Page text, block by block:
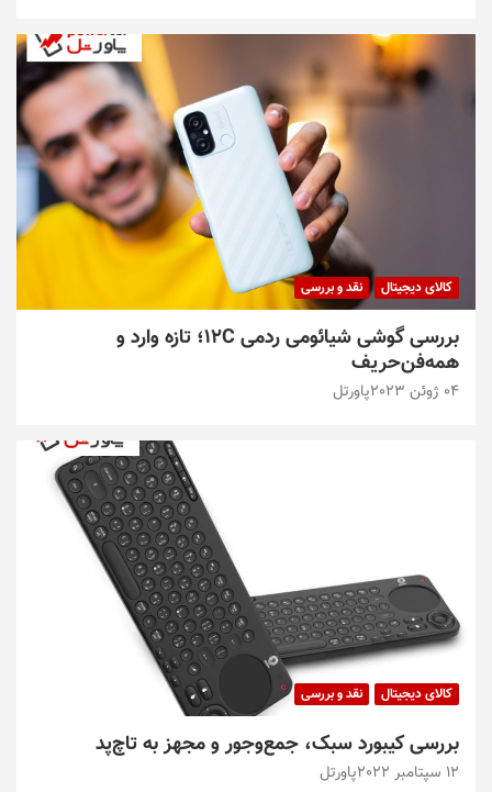
کالای دیجیتال نقد و بررسی
بررسی گوشی شیائومی ردمی ۱۲C؛ تازه‌ وارد و
همه‌فن‌حریف
04 ژوئن 2023 پاورتل
کالای دیجیتال نقد و بررسی
بررسی کیبورد سبک، جمع‌و‌جور و مجهز به تاچ‌پد
12 سپتامبر 2022 پاورتل